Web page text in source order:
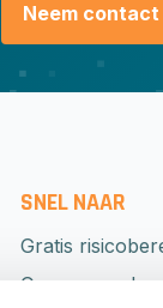
Neem contact
SNEL NAAR
Gratis
Onze aanpak